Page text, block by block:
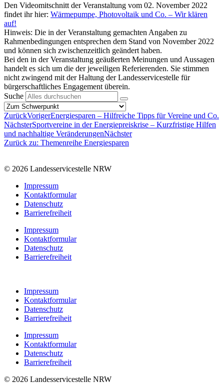
Den Videomitschnitt der Veranstaltung vom 02. November 2022
findet ihr hier: Wärmepumpe, Photovoltaik und Co. – Wir klären
auf!
Hinweis: Die in der Veranstaltung gemachten Angaben zu
Rahmenbedingungen entsprechen dem Stand von November 2022
und können sich zwischenzeitlich geändert haben.
Bei den in der Veranstaltung geäußerten Meinungen und Aussagen
handelt es sich um die der jeweiligen Referierenden. Sie stimmen
nicht zwingend mit der Haltung der Landesservicestelle für
bürgerschaftliches Engagement überein.
Suche
ZurückVorigerEnergiesparen – Hilfreiche Tipps für Vereine und Co.
NächsterSportvereine in der Energiepreiskrise – Kurzfristige Hilfen
und nachhaltige VeränderungenNächster
Zurück zu: Themenreihe Energiesparen
© 2026 Landesservicestelle NRW
Impressum
Kontaktformular
Datenschutz
Barrierefreiheit
Impressum
Kontaktformular
Datenschutz
Barrierefreiheit
Impressum
Kontaktformular
Datenschutz
Barrierefreiheit
Impressum
Kontaktformular
Datenschutz
Barrierefreiheit
© 2026 Landesservicestelle NRW